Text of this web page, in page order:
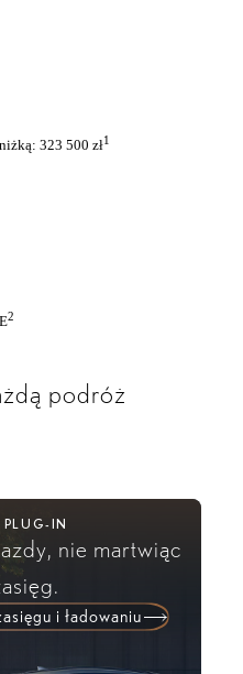
323 500 zł1
2
podróż
PLUG-IN
nie martwiąc
i ładowaniu